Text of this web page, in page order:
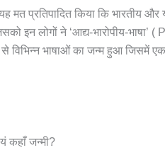
मत प्रतिपादित किया कि भारतीय और
इन लोगों ने ‘आद्य-भारोपीय-भाषा’
से विभिन्न भाषाओं का जन्म हुआ जिसमें
कहाँ जन्मी?